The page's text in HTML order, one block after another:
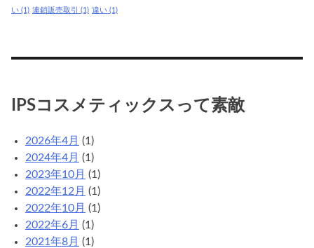
い (1) 連鎖販売取引 (1) 違い (1)
IPSコスメティックスって素敵
2026年4月 (1)
2024年4月 (1)
2023年10月 (1)
2022年12月 (1)
2022年10月 (1)
2022年6月 (1)
2021年8月 (1)